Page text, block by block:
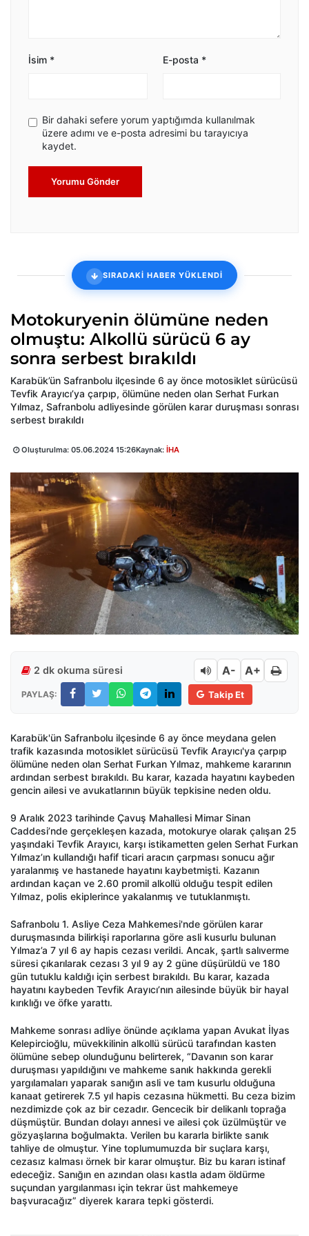
İsim * E-posta *
Bir dahaki sefere yorum yaptığımda kullanılmak
üzere adımı ve e-posta adresimi bu tarayıcıya
kaydet.
Yorumu Gönder
SIRADAKİ HABER YÜKLENDİ
Motokuryenin ölümüne neden
olmuştu: Alkollü sürücü 6 ay
sonra serbest bırakıldı
Karabük’ün Safranbolu ilçesinde 6 ay önce motosiklet sürücüsü
Tevfik Arayıcı’ya çarpıp, ölümüne neden olan Serhat Furkan
Yılmaz, Safranbolu adliyesinde görülen karar duruşması sonrası
serbest bırakıldı
Oluşturulma: 05.06.2024 15:26Kaynak: İHA
2 dk okuma süresi A- A+
PAYLAŞ: Takip Et
Karabük'ün Safranbolu ilçesinde 6 ay önce meydana gelen
trafik kazasında motosiklet sürücüsü Tevfik Arayıcı'ya çarpıp
ölümüne neden olan Serhat Furkan Yılmaz, mahkeme kararının
ardından serbest bırakıldı. Bu karar, kazada hayatını kaybeden
gencin ailesi ve avukatlarının büyük tepkisine neden oldu.
9 Aralık 2023 tarihinde Çavuş Mahallesi Mimar Sinan
Caddesi’nde gerçekleşen kazada, motokurye olarak çalışan 25
yaşındaki Tevfik Arayıcı, karşı istikametten gelen Serhat Furkan
Yılmaz’ın kullandığı hafif ticari aracın çarpması sonucu ağır
yaralanmış ve hastanede hayatını kaybetmişti. Kazanın
ardından kaçan ve 2.60 promil alkollü olduğu tespit edilen
Yılmaz, polis ekiplerince yakalanmış ve tutuklanmıştı.
Safranbolu 1. Asliye Ceza Mahkemesi'nde görülen karar
duruşmasında bilirkişi raporlarına göre asli kusurlu bulunan
Yılmaz’a 7 yıl 6 ay hapis cezası verildi. Ancak, şartlı salıverme
süresi çıkarılarak cezası 3 yıl 9 ay 2 güne düşürüldü ve 180
gün tutuklu kaldığı için serbest bırakıldı. Bu karar, kazada
hayatını kaybeden Tevfik Arayıcı’nın ailesinde büyük bir hayal
kırıklığı ve öfke yarattı.
Mahkeme sonrası adliye önünde açıklama yapan Avukat İlyas
Kelepircioğlu, müvekkilinin alkollü sürücü tarafından kasten
ölümüne sebep olunduğunu belirterek, “Davanın son karar
duruşması yapıldığını ve mahkeme sanık hakkında gerekli
yargılamaları yaparak sanığın asli ve tam kusurlu olduğuna
kanaat getirerek 7.5 yıl hapis cezasına hükmetti. Bu ceza bizim
nezdimizde çok az bir cezadır. Gencecik bir delikanlı toprağa
düşmüştür. Bundan dolayı annesi ve ailesi çok üzülmüştür ve
gözyaşlarına boğulmakta. Verilen bu kararla birlikte sanık
tahliye de olmuştur. Yine toplumumuzda bir suçlara karşı,
cezasız kalması örnek bir karar olmuştur. Biz bu kararı istinaf
edeceğiz. Sanığın en azından olası kastla adam öldürme
suçundan yargılanması için tekrar üst mahkemeye
başvuracağız” diyerek karara tepki gösterdi.